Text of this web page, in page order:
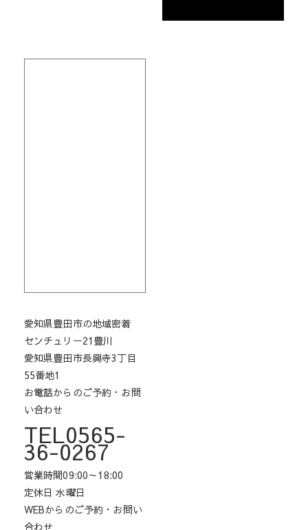
愛知県豊田市の地域密着
センチュリー21豊川
愛知県豊田市長興寺3丁目
55番地1
お電話からのご予約・お問
い合わせ
TEL0565-
36-0267
営業時間09:00～18:00
定休日 水曜日
WEBからのご予約・お問い
合わせ